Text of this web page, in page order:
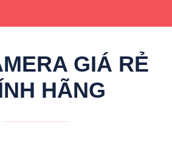
GIÁ RẺ
HÃNG